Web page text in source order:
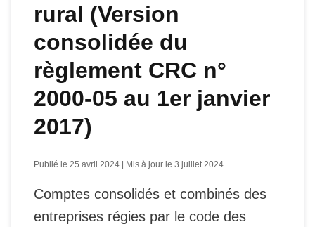
rural (Version
consolidée du
règlement CRC n°
2000-05 au 1er janvier
2017)
Publié le 25 avril 2024 | Mis à jour le 3 juillet 2024
Comptes consolidés et combinés des
entreprises régies par le code des